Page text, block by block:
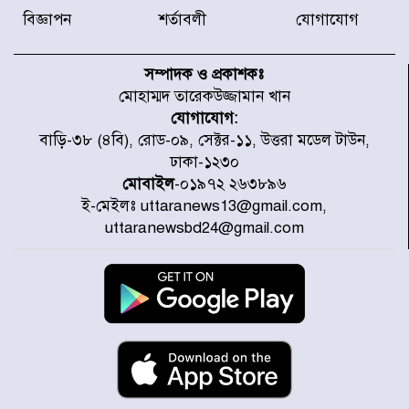
ফিরিয়ে প্রশংসায় ভাসছেন খিলক্ষেত
থানার ওসি
আজ থেকে উন্মুক্ত ‘জুলাই গণঅভ্যুত্থান
স্মৃতি জাদুঘর
রাজধানীর উত্তরা আঞ্চলিক পাসপোর্ট
অফিসের সামনে দালাল চক্রের ১৩ জন
করেছে র‌্যাব-১
হরমুজ প্রণালি নিয়ে ওমানের সঙ্গে চুক্তি
চূড়ান্ত পর্যায়ে : ইরান
প্রত্যেক অপরাধীর বিচার এ দেশেই
হবে, সে যত শক্তিশালীই হোক না কেন,
বিজ্ঞাপন শর্তাবলী যোগাযোগ
সম্পাদক ও প্রকাশকঃ
মোহাম্মদ তারেকউজ্জামান খান
যোগাযোগ:
বাড়ি-৩৮ (৪বি), রোড-০৯, সেক্টর-১১, উত্তরা মডেল টাউন,
ঢাকা-১২৩০
মোবাইল-০১৯৭২ ২৬৩৮৯৬
ই-মেইলঃ uttaranews13@gmail.com,
uttaranewsbd24@gmail.com